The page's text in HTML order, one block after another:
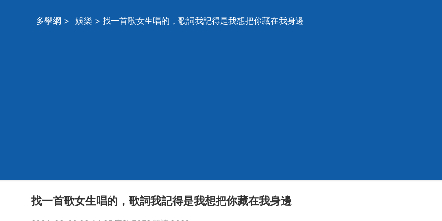
多學網 > 娛樂 > 找一首歌女生唱的，歌詞我記得是我想把你藏在我身邊
找一首歌女生唱的，歌詞我記得是我想把你藏在我身邊